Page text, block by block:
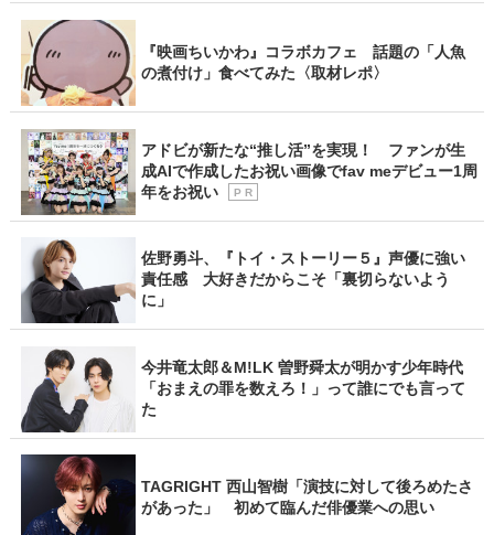
『映画ちいかわ』コラボカフェ 話題の「人魚
の煮付け」食べてみた〈取材レポ〉
アドビが新たな“推し活”を実現！ ファンが生
成AIで作成したお祝い画像でfav meデビュー1周
年をお祝い
P R
佐野勇斗、『トイ・ストーリー５』声優に強い
責任感 大好きだからこそ「裏切らないよう
に」
今井竜太郎＆M!LK 曽野舜太が明かす少年時代
「おまえの罪を数えろ！」って誰にでも言って
た
TAGRIGHT 西山智樹「演技に対して後ろめたさ
があった」 初めて臨んだ俳優業への思い